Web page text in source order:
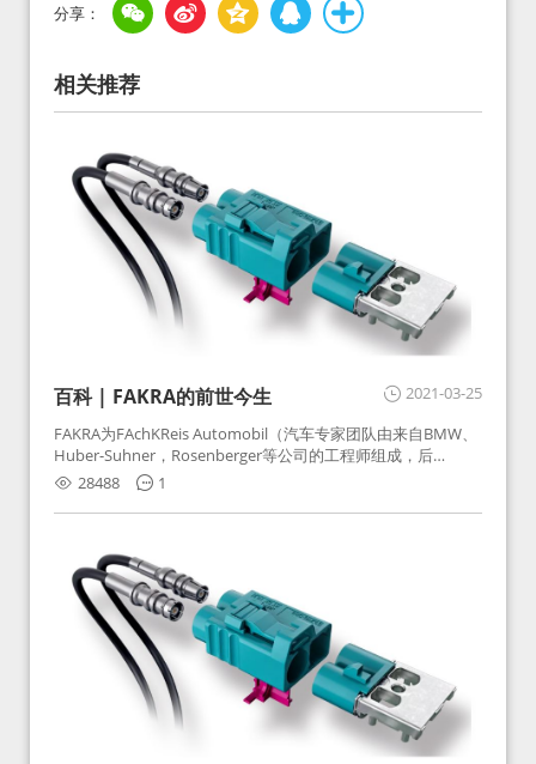
相关推荐
2021-03-25
百科 | FAKRA的前世今生
FAKRA为FAchKReis Automobil（汽车专家团队由来自BMW、
Huber-Suhner，Rosenberger等公司的工程师组成，后
Huber-Suhner相关连接器业务及技术在2010年并入
Rosenberger）缩写。起初为BMW需求用于车载收音机天线连
接，如今FAKRA已成为汽车行业通用标准的射频连接器，被业
28488 1